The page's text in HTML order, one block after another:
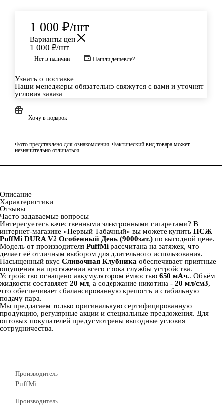
1 000 ₽/шт
Варианты цен
1 000 ₽/шт
Нет в наличии Нашли дешевле?
Узнать о поставке
Наши менеджеры обязательно свяжутся с вами и уточнят
условия заказа
Хочу в подарок
Фото представлено для ознакомления. Фактический вид товара может
незначительно отличаться
Описание
Характеристики
Отзывы
Часто задаваемые вопросы
Интересуетесь качественными электронными сигаретами? В
интернет‑магазине «Первый Табачный» вы можете купить НСЖ
PuffMi DURA V2 Особенный День (9000зат.) по выгодной цене.
Модель от производителя PuffMi рассчитана на затяжек, что
делает её отличным выбором для длительного использования.
Насыщенный вкус Сливочная Клубника обеспечивает приятные
ощущения на протяжении всего срока службы устройства.
Устройство оснащено аккумулятором ёмкостью 650 мАч.. Объём
жидкости составляет 20 мл, а содержание никотина - 20 мл/см3,
что обеспечивает сбалансированную крепость и стабильную
подачу пара.
Мы предлагаем только оригинальную сертифицированную
продукцию, регулярные акции и специальные предложения. Для
оптовых покупателей предусмотрены выгодные условия
сотрудничества.
Производитель
PuffMi
Производитель